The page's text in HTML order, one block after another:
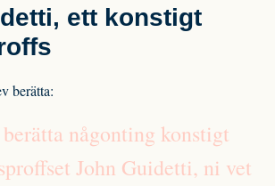
ett konstigt
berätta:
någonting konstigt
John Guidetti, ni vet